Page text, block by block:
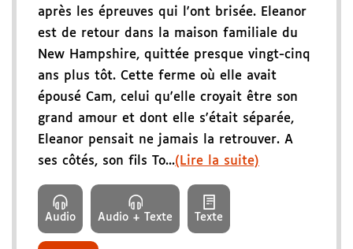
après les épreuves qui l'ont brisée. Eleanor
est de retour dans la maison familiale du
New Hampshire, quittée presque vingt-cinq
ans plus tôt. Cette ferme où elle avait
épousé Cam, celui qu'elle croyait être son
grand amour et dont elle s'était séparée,
Eleanor pensait ne jamais la retrouver. A
ses côtés, son fils To...(Lire la suite)
Audio Audio + Texte Texte